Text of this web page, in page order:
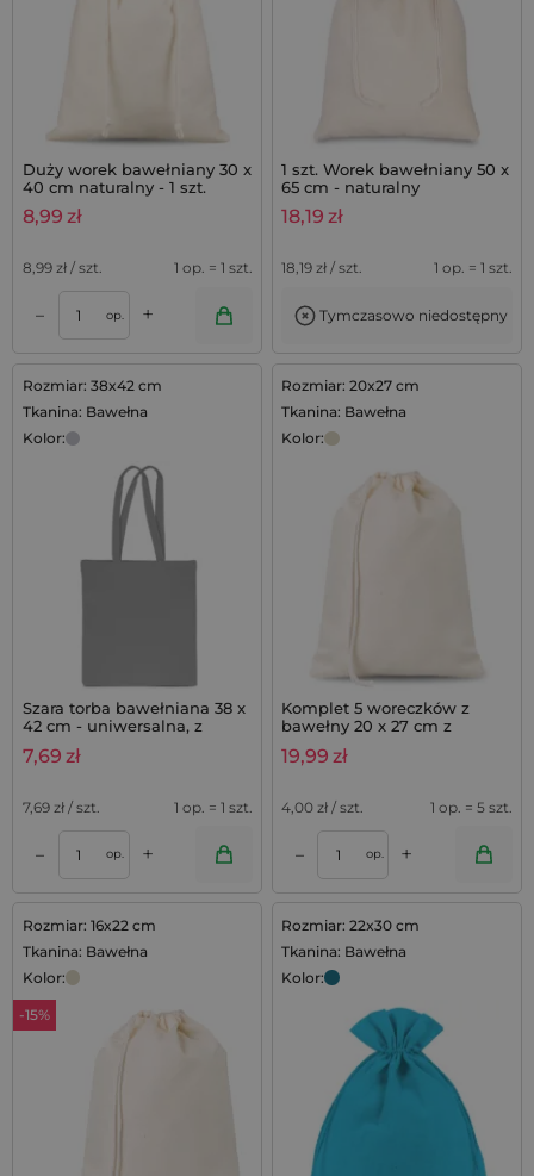
Duży worek bawełniany 30 x
40 cm naturalny - 1 szt.
8,99 zł
8,99 zł / szt. 1 op. = 1 szt.
– op. +
1 szt. Worek bawełniany 50 x
65 cm - naturalny
18,19 zł
18,19 zł / szt. 1 op. = 1 szt.
Tymczasowo niedostępny
Rozmiar: 38x42 cm
Tkanina: Bawełna
Kolor:
Szara torba bawełniana 38 x
42 cm - uniwersalna, z
długimi uchwytami
7,69 zł
7,69 zł / szt. 1 op. = 1 szt.
– op. +
Rozmiar: 20x27 cm
Tkanina: Bawełna
Kolor:
Komplet 5 woreczków z
bawełny 20 x 27 cm z
pojedynczym sznurkiem -
kolor naturalny
19,99 zł
4,00 zł / szt. 1 op. = 5 szt.
– op. +
Rozmiar: 16x22 cm
Tkanina: Bawełna
Kolor:
-15%
Rozmiar: 22x30 cm
Tkanina: Bawełna
Kolor: